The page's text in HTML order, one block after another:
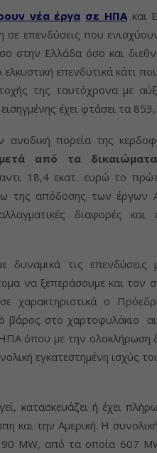
νέα έργα σε ΗΠΑκαι
σε επενδύσεις που
Ελλάδα όσο και
επενδυτικά κάτι
της ταυτόχρονα με
έχει φτάσει τα
πορεία της
από τα δικαιώματα
18,4 εκατ. ευρώ το
της απόδοσης των έργων
διαφορές
δυναμικά τις
να ξεπεράσουμε και τον
χαρακτηριστικά ο
βάρος στο χαρτοφυλάκιο
όπου με την ολοκλήρωση
εγκατεστημένη ισχύς
κατασκευάζει ή έχει
την Αμερική. Η
MW, από τα οποία 607